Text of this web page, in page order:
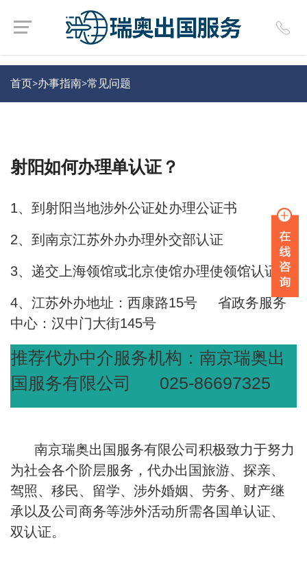
首页>办事指南>常见问题
射阳如何办理单认证？
1、到射阳当地涉外公证处办理公证书
2、到南京江苏外办办理外交部认证
3、递交上海领馆或北京使馆办理使领馆认证
4、江苏外办地址：西康路15号
省政务服务
中心：汉中门大街145号
推荐代办中介服务机构：南京瑞奥出
国服务有限公司
025-86697325
南京瑞奥出国服务有限公司积极致力于努力
为社会各个阶层服务，代办出国旅游、探亲、
驾照、移民、留学、涉外婚姻、劳务、财产继
承以及公司商务等涉外活动所需各国单认证、
双认证。